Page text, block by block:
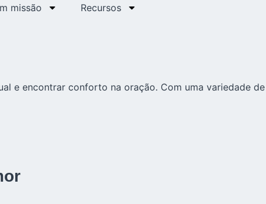
missão Recursos
e encontrar conforto na oração. Com uma variedade